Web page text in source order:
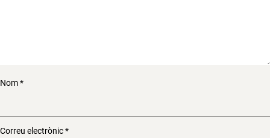
Nom*
Correu electrònic*